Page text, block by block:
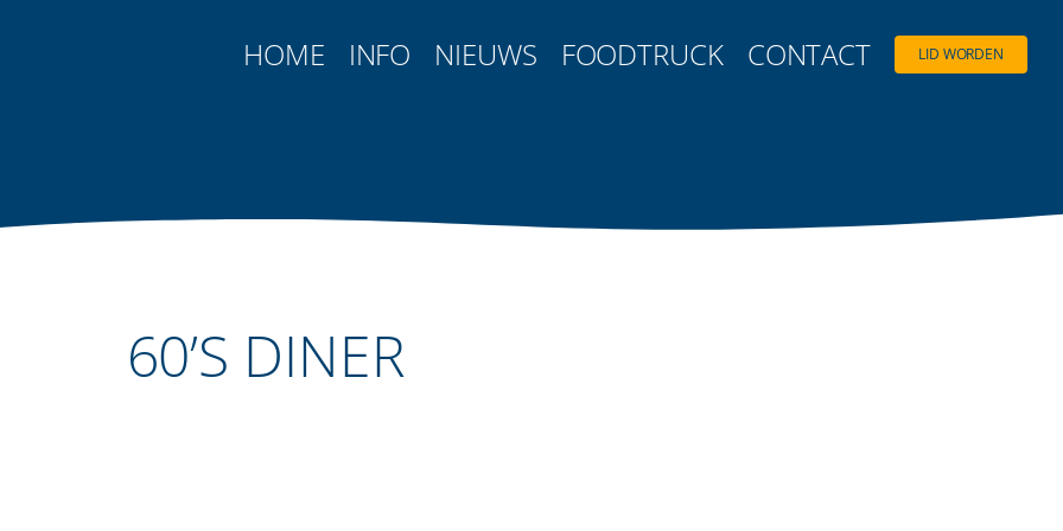
HOME INFO NIEUWS FOODTRUCK CONTACT LID WORDEN
60’S DINER